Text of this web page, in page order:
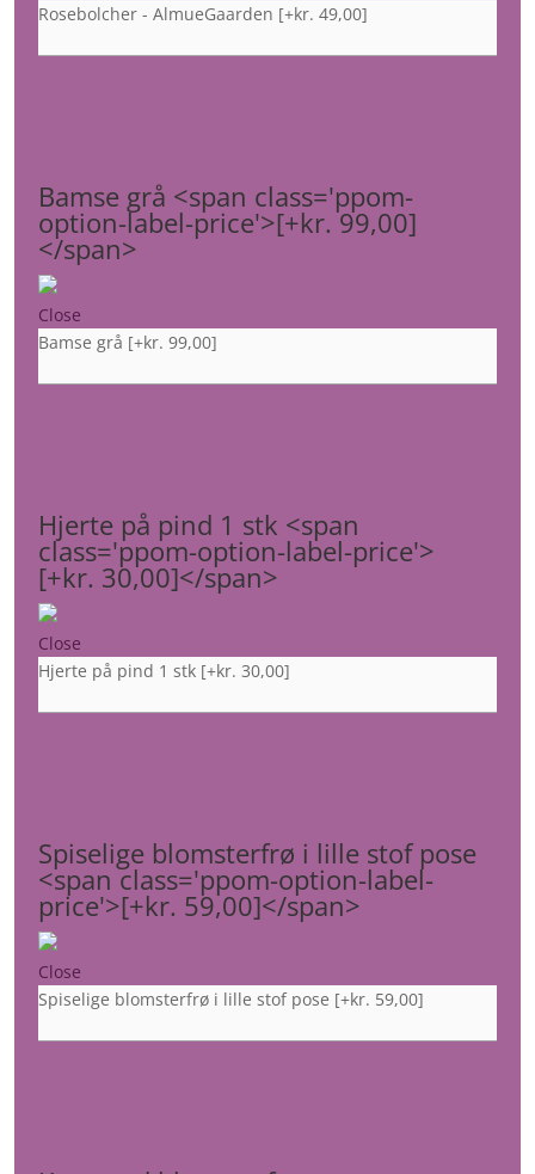
Rosebolcher - AlmueGaarden [+kr. 49,00]
Bamse grå <span class='ppom-
option-label-price'>[+kr. 99,00]
</span>
Close
Bamse grå [+kr. 99,00]
Hjerte på pind 1 stk <span
class='ppom-option-label-price'>
[+kr. 30,00]</span>
Close
Hjerte på pind 1 stk [+kr. 30,00]
Spiselige blomsterfrø i lille stof pose
<span class='ppom-option-label-
price'>[+kr. 59,00]</span>
Close
Spiselige blomsterfrø i lille stof pose [+kr. 59,00]